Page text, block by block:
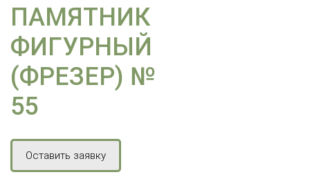
ПАМЯТНИК
ФИГУРНЫЙ
(ФРЕЗЕР) №
55
Оставить заявку